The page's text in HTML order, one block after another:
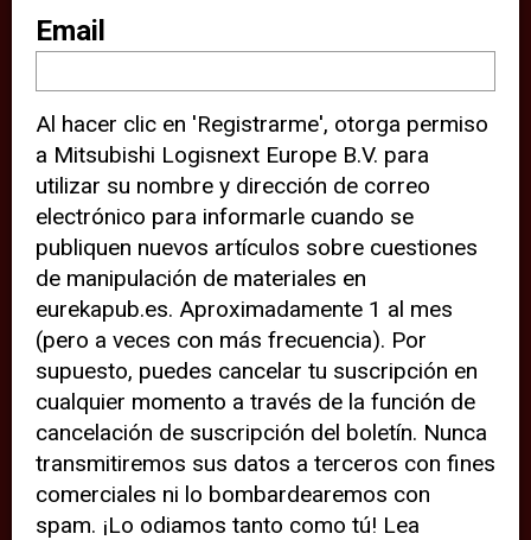
sitio web (por ejemplo, ofreciéndole
información de ubicación). Estas
terceras partes también definen
cookies en su dispositivo y pueden
rastrear su comportamiento en
internet. Al hacer clic en “Aceptar”,
significa que está de acuerdo con el
uso de cookies analíticas y de
terceros para tener una experiencia
óptima en nuestro sitio web. Si
elige “Declinar” el uso de cookies
analíticas y de terceros, evitará que
terceras partes rastreen su
comportamiento en nuestro sitio
Email
Al hacer clic en 'Registrarme', otorga permiso
a Mitsubishi Logisnext Europe B.V. para
utilizar su nombre y dirección de correo
electrónico para informarle cuando se
publiquen nuevos artículos sobre cuestiones
de manipulación de materiales en
eurekapub.es. Aproximadamente 1 al mes
(pero a veces con más frecuencia). Por
supuesto, puedes cancelar tu suscripción en
cualquier momento a través de la función de
cancelación de suscripción del boletín. Nunca
transmitiremos sus datos a terceros con fines
comerciales ni lo bombardearemos con
spam. ¡Lo odiamos tanto como tú! Lea